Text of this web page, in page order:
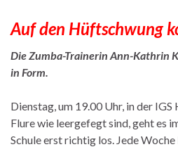
Auf den Hüftschwung
Die Zumba-Trainerin Ann-Kathrin
in Form.
Dienstag, um 19.00 Uhr, in der
Flure wie leergefegt sind, geht es
Schule erst richtig los. Jede